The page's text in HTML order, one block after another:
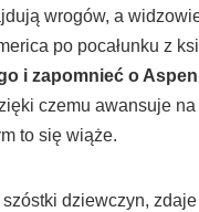
wrogów, a
po pocałunku z
i zapomnieć o
czemu awansuje
to się wiąże.
dziewczyn,